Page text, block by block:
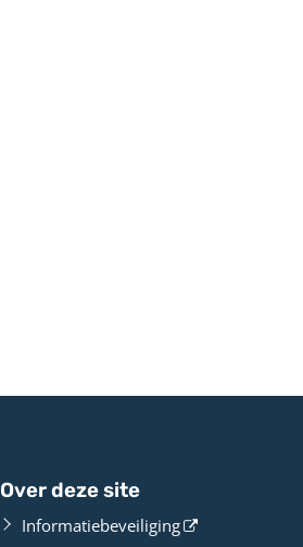
Over deze site
Informatiebeveiliging